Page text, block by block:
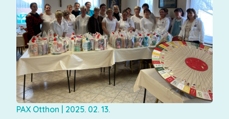
PAX Otthon | 2025. 02. 13.